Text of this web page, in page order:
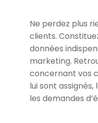
Ne perdez plus
clients.
données
marketing.
concernant vos
lui sont
les demandes